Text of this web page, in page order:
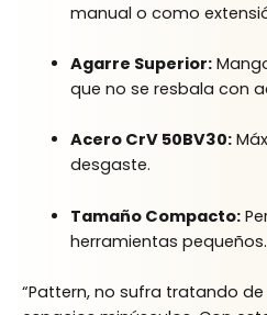
manual o como
Agarre Superior:
que no se resbala con
Acero CrV 50BV30:
desgaste.
Tamaño Compacto:
herramientas pequeños.
“Pattern, no sufra tratando